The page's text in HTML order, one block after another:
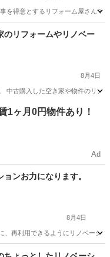
を得意とするリフォーム屋さんで
リフォームやリノベー
8月4日
中古購入した空き家や物件のリ
物件
1ヶ月0円物件あり！
Ad
ンお力になります。
8月4日
、再利用できるようにリノベーシ